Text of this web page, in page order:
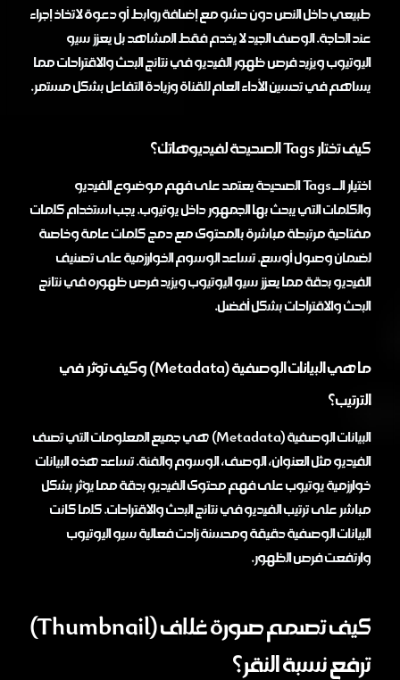
طبيعي داخل النص دون حشو مع إضافة روابط أو دعوة لاتخاذ إجراء
عند الحاجة. الوصف الجيد لا يخدم فقط المشاهد بل يعزز سيو
اليوتيوب ويزيد فرص ظهور الفيديو في نتائج البحث والاقتراحات مما
يساهم في تحسين الأداء العام للقناة وزيادة التفاعل بشكل مستمر.
كيف تختار Tags الصحيحة لفيديوهاتك؟
اختيار الـ Tags الصحيحة يعتمد على فهم موضوع الفيديو
والكلمات التي يبحث بها الجمهور داخل يوتيوب. يجب استخدام كلمات
مفتاحية مرتبطة مباشرة بالمحتوى مع دمج كلمات عامة وخاصة
لضمان وصول أوسع. تساعد الوسوم الخوارزمية على تصنيف
الفيديو بدقة مما يعزز سيو اليوتيوب ويزيد فرص ظهوره في نتائج
البحث والاقتراحات بشكل أفضل.
ما هي البيانات الوصفية (Metadata) وكيف تؤثر في
الترتيب؟
البيانات الوصفية (Metadata) هي جميع المعلومات التي تصف
الفيديو مثل العنوان، الوصف، الوسوم والفئة. تساعد هذه البيانات
خوارزمية يوتيوب على فهم محتوى الفيديو بدقة مما يؤثر بشكل
مباشر على ترتيب الفيديو في نتائج البحث والاقتراحات. كلما كانت
البيانات الوصفية دقيقة ومحسنة زادت فعالية سيو اليوتيوب
وارتفعت فرص الظهور.
كيف تصمم صورة غلاف (Thumbnail)
ترفع نسبة النقر؟